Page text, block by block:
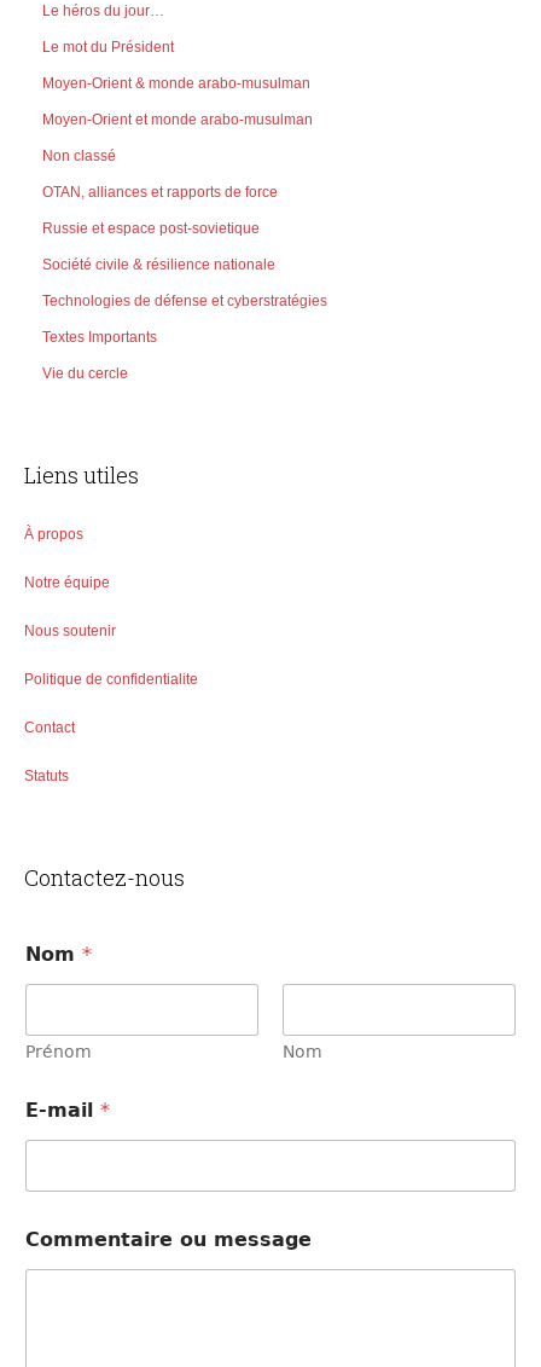
Le héros du jour…
Le mot du Président
Moyen-Orient & monde arabo-musulman
Moyen-Orient et monde arabo-musulman
Non classé
OTAN, alliances et rapports de force
Russie et espace post-sovietique
Société civile & résilience nationale
Technologies de défense et cyberstratégies
Textes Importants
Vie du cercle
Liens utiles
À propos
Notre équipe
Nous soutenir
Politique de confidentialite
Contact
Statuts
Contactez-nous
Nom *
Prénom Nom
-
m
C
o
m
E-mail *
Commentaire ou message